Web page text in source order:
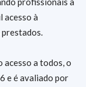
acesso à
acesso a todos, o
e é avaliado por